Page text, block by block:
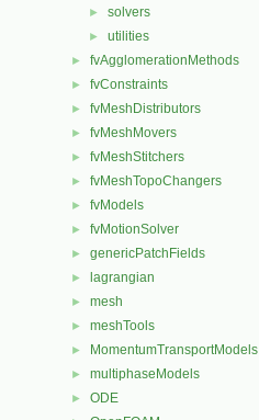
► solvers
► utilities
► fvAgglomerationMethods
► fvConstraints
► fvMeshDistributors
► fvMeshMovers
► fvMeshStitchers
► fvMeshTopoChangers
► fvModels
► fvMotionSolver
► genericPatchFields
► lagrangian
► mesh
► meshTools
► MomentumTransportModels
► multiphaseModels
► ODE